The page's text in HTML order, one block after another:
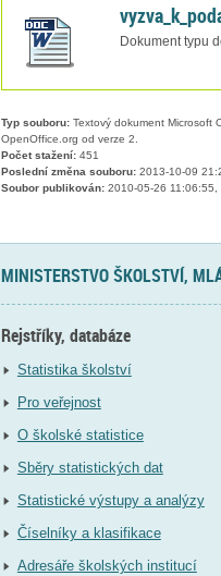
Dokument typu
Typ souboru:Textový dokument Microsoft
OpenOffice.org od verze 2.
Počet stažení:451
Poslední změna souboru:2013-10-09
Soubor publikován:2010-05-26 11:06:55,
MINISTERSTVO ŠKOLSTVÍ,
Rejstříky, databáze
Statistika školství
Pro veřejnost
O školské statistice
Sběry statistických dat
Statistické výstupy a analýzy
Číselníky a klasifikace
Adresáře školských institucí